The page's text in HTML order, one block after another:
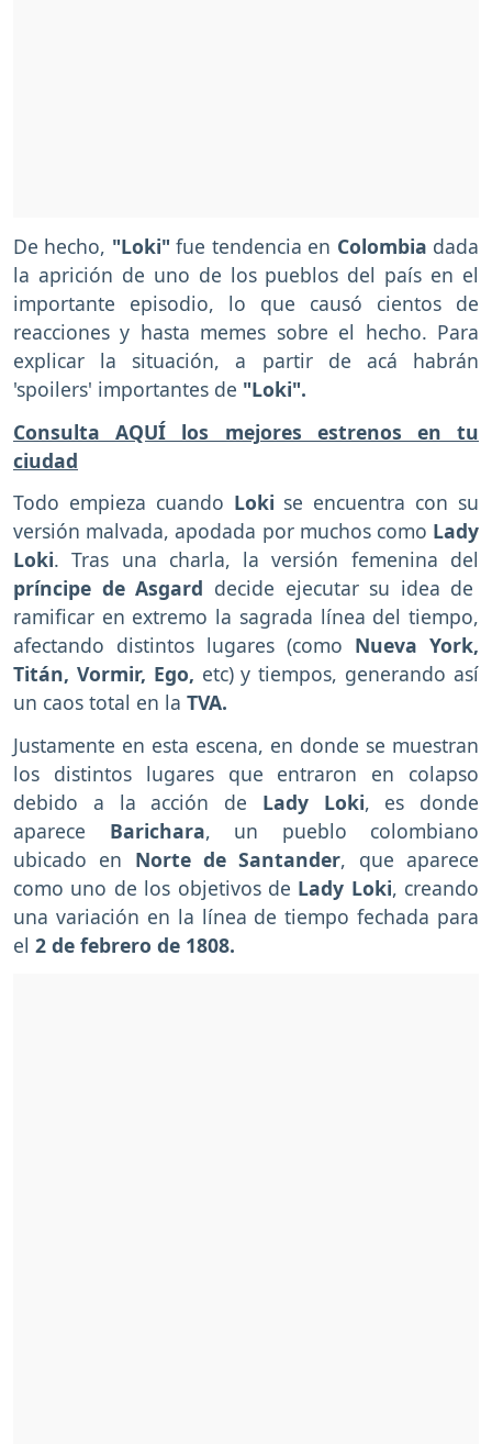
De hecho, "Loki"fue tendencia en Colombia dada
la aprición de uno de los pueblos del país en el
importante episodio, lo que causó cientos de
reacciones y hasta memes sobre el hecho. Para
explicar la situación, a partir de acá habrán
'spoilers' importantes de "Loki".
Consulta AQUÍ los mejores estrenos en tu
ciudad
Todo empieza cuando Loki se encuentra con su
versión malvada, apodada por muchos como Lady
Loki. Tras una charla, la versión femenina del
príncipe de Asgard decide ejecutar su idea de
ramificar en extremo la sagrada línea del tiempo,
afectando distintos lugares (como Nueva York,
Titán, Vormir, Ego, etc) y tiempos, generando así
un caos total en la TVA.
Justamente en esta escena, en donde se muestran
los distintos lugares que entraron en colapso
debido a la acción de Lady Loki, es donde
aparece Barichara, un pueblo colombiano
ubicado en Norte de Santander, que aparece
como uno de los objetivos de Lady Loki, creando
una variación en la línea de tiempo fechada para
el 2 de febrero de 1808.